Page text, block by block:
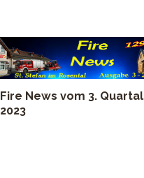
Fire News vom 3. Quartal
2023